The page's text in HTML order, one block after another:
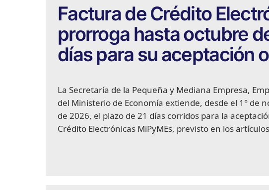
Factura de Crédito
prorroga hasta octubre
días para su aceptación
La Secretaría de la Pequeña y Mediana Empresa,
del Ministerio de Economía extiende, desde el 1° de
de 2026, el plazo de 21 días corridos para la
Crédito Electrónicas MiPyMEs, previsto en los